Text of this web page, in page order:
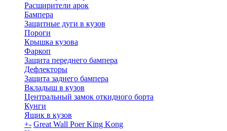
Расширители арок
Бампера
Защитные дуги в кузов
Пороги
Крышка кузова
Фаркоп
Защита переднего бампера
Дефлекторы
Защита заднего бампера
Вкладыш в кузов
Центральный замок откидного борта
Кунги
Ящик в кузов
+- Great Wall Poer King Kong